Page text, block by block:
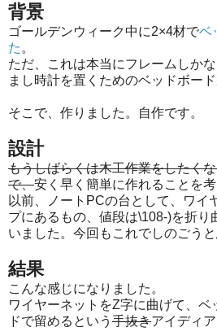
背景
ゴールデンウィーク中に2×4材でベ
た 。
ただ、これは本当にフレームしか
まし時計を置くためのベッドボー
そこで、作りました。自作です。
設計
もうしばらくは木工作業をしたく
で、安く早く簡単に作れることを考
以前、ノートPCの台として、ワイ
プにあるもの、値段は\108-)を折り
いました。今回もこれでしのごうと
結果
こんな感じになりました。
ワイヤーネットをZ字に曲げて、ベ
ドで留めるという 手抜きアイディア